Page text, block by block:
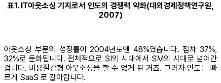
표1. IT아웃소싱 기지로서 인도의 경쟁력 약화(대외경제정책연구원,
2007)
아웃소싱 부문의 성장률이 2004년도엔 48%였습니다. 점차 37%,
32%로 둔화됩니다. 전체적으로 SI의 시대에서 SM의 시대로 넘어간
겁니다. 비용절감형 아웃소싱을 할 수 없게 된 거죠. 그러자 인도는 빠
르게 SaaS 로 갈아탑니다.